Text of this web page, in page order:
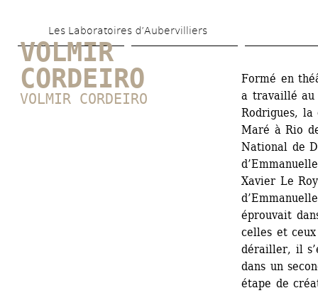
au
contenu
principal
Les Laboratoires d’Aubervilliers
VOLMIR
CORDEIRO
VOLMIR CORDEIRO
Formé en
a travaillé au
Rodrigues, la
Maré à Rio
National de
Xavier Le
éprouvait
celles et
dérailler, il
dans un
étape de